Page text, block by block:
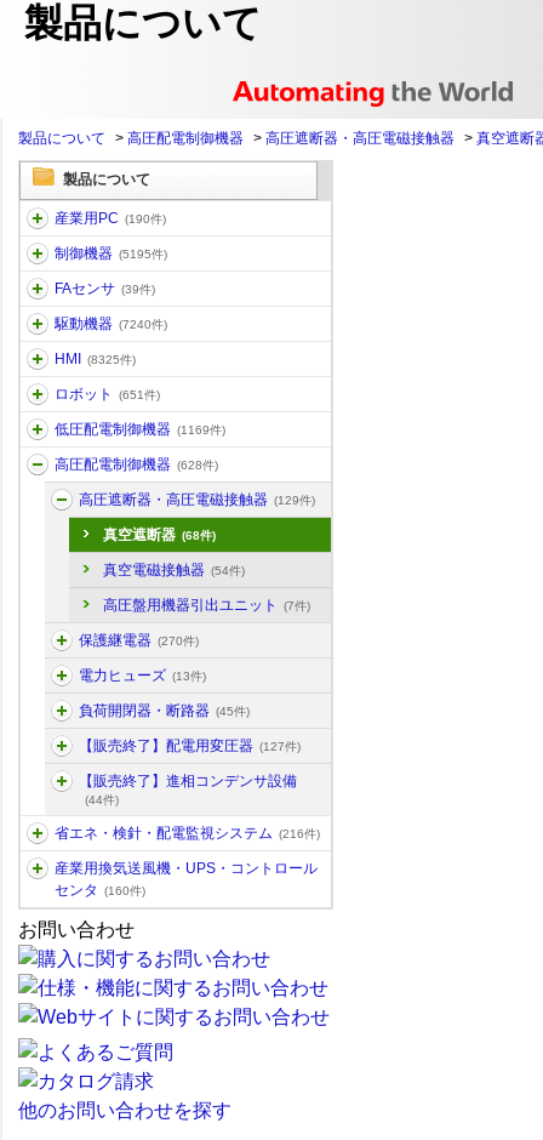
製品について
製品について > 高圧配電制御機器 > 高圧遮断器・高圧電磁接触器 > 真空遮断
製品について
産業用PC (190件)
制御機器 (5195件)
FAセンサ (39件)
駆動機器 (7240件)
HMI (8325件)
ロボット (651件)
低圧配電制御機器 (1169件)
高圧配電制御機器 (628件)
高圧遮断器・高圧電磁接触器 (129件)
真空遮断器 (68件)
真空電磁接触器 (54件)
高圧盤用機器引出ユニット (7件)
保護継電器 (270件)
電力ヒューズ (13件)
負荷開閉器・断路器 (45件)
【販売終了】配電用変圧器 (127件)
【販売終了】進相コンデンサ設備
(44件)
省エネ・検針・配電監視システム (216件)
産業用換気送風機・UPS・コントロール
センタ
(160件)
お問い合わせ
他のお問い合わせを探す